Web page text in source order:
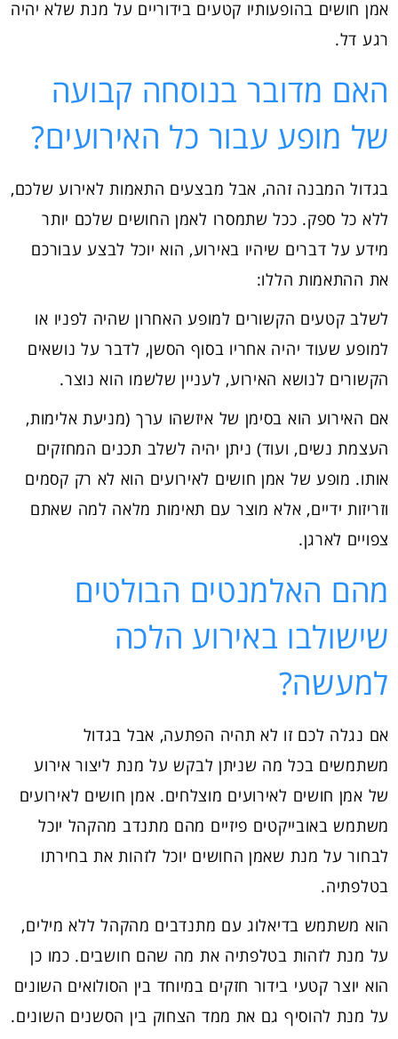
אמן חושים בהופעותיו קטעים בידוריים על מנת שלא יהיה
רגע דל.
האם מדובר בנוסחה קבועה
של מופע עבור כל האירועים?
בגדול המבנה זהה, אבל מבצעים התאמות לאירוע שלכם,
ללא כל ספק. ככל שתמסרו לאמן החושים שלכם יותר
מידע על דברים שיהיו באירוע, הוא יוכל לבצע עבורכם
את ההתאמות הללו:
לשלב קטעים הקשורים למופע האחרון שהיה לפניו או
למופע שעוד יהיה אחריו בסוף הסשן, לדבר על נושאים
הקשורים לנושא האירוע, לעניין שלשמו הוא נוצר.
אם האירוע הוא בסימן של איזשהו ערך (מניעת אלימות,
העצמת נשים, ועוד) ניתן יהיה לשלב תכנים המחזקים
אותו. מופע של אמן חושים לאירועים הוא לא רק קסמים
וזריזות ידיים, אלא מוצר עם תאימות מלאה למה שאתם
צפויים לארגן.
מהם האלמנטים הבולטים
שישולבו באירוע הלכה
למעשה?
אם נגלה לכם זו לא תהיה הפתעה, אבל בגדול
משתמשים בכל מה שניתן לבקש על מנת ליצור אירוע
של אמן חושים לאירועים מוצלחים. אמן חושים לאירועים
משתמש באובייקטים פיזיים מהם מתנדב מהקהל יוכל
לבחור על מנת שאמן החושים יוכל לזהות את בחירתו
בטלפתיה.
הוא משתמש בדיאלוג עם מתנדבים מהקהל ללא מילים,
על מנת לזהות בטלפתיה את מה שהם חושבים. כמו כן
הוא יוצר קטעי בידור חזקים במיוחד בין הסולואים השונים
על מנת להוסיף גם את ממד הצחוק בין הסשנים השונים.